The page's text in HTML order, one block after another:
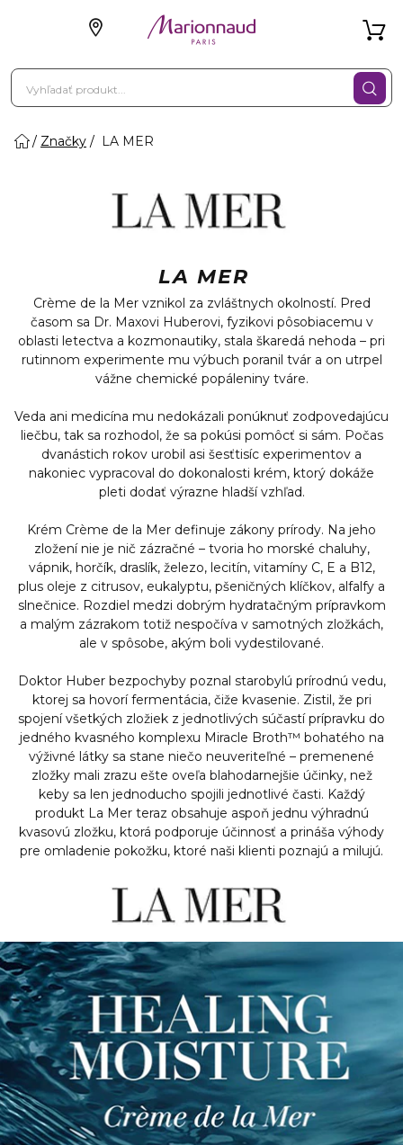
Značky LA MER
LA MER
Crème de la Mer vznikol za zvláštnych okolností. Pred
časom sa Dr. Maxovi Huberovi, fyzikovi pôsobiacemu v
oblasti letectva a kozmonautiky, stala škaredá nehoda – pri
rutinnom experimente mu výbuch poranil tvár a on utrpel
vážne chemické popáleniny tváre.
Veda ani medicína mu nedokázali ponúknuť zodpovedajúcu
liečbu, tak sa rozhodol, že sa pokúsi pomôcť si sám. Počas
dvanástich rokov urobil asi šesťtisíc experimentov a
nakoniec vypracoval do dokonalosti krém, ktorý dokáže
pleti dodať výrazne hladší vzhľad.
Krém Crème de la Mer definuje zákony prírody. Na jeho
zložení nie je nič zázračné – tvoria ho morské chaluhy,
vápnik, horčík, draslík, železo, lecitín, vitamíny C, E a B12,
plus oleje z citrusov, eukalyptu, pšeničných klíčkov, alfalfy a
slnečnice. Rozdiel medzi dobrým hydratačným prípravkom
a malým zázrakom totiž nespočíva v samotných zložkách,
ale v spôsobe, akým boli vydestilované.
Doktor Huber bezpochyby poznal starobylú prírodnú vedu,
ktorej sa hovorí fermentácia, čiže kvasenie. Zistil, že pri
spojení všetkých zložiek z jednotlivých súčastí prípravku do
jedného kvasného komplexu Miracle Broth™ bohatého na
výživné látky sa stane niečo neuveriteľné – premenené
zložky mali zrazu ešte oveľa blahodarnejšie účinky, než
keby sa len jednoducho spojili jednotlivé časti. Každý
produkt La Mer teraz obsahuje aspoň jednu výhradnú
kvasovú zložku, ktorá podporuje účinnosť a prináša výhody
pre omladenie pokožku, ktoré naši klienti poznajú a milujú.